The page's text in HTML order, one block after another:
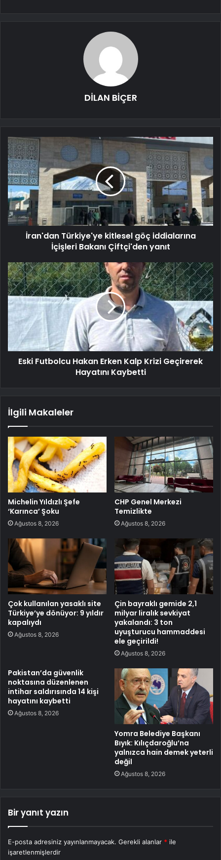
DİLAN BİÇER
İran'dan Türkiye'ye kitlesel göç iddialarına
İçişleri Bakanı Çiftçi'den yanıt
Eski Futbolcu Hakan Erken Kalp Krizi Geçirerek
Hayatını Kaybetti
İlgili Makaleler
Michelin Yıldızlı Şefe
‘Karınca’ Şoku
Ağustos 8, 2026
CHP Genel Merkezi
Temizlikte
Ağustos 8, 2026
Çok kullanılan yasaklı site
Türkiye’ye dönüyor: 9 yıldır
kapalıydı
Ağustos 8, 2026
Çin bayraklı gemide 2,1
milyar liralık sevkiyat
yakalandı: 3 ton
uyuşturucu hammaddesi
ele geçirildi!
Ağustos 8, 2026
Pakistan’da güvenlik
noktasına düzenlenen
intihar saldırısında 14 kişi
hayatını kaybetti
Ağustos 8, 2026
Yomra Belediye Başkanı
Bıyık: Kılıçdaroğlu’na
yalnızca hain demek yeterli
değil
Ağustos 8, 2026
Bir yanıt yazın
E-posta adresiniz yayınlanmayacak. Gerekli alanlar * ile
işaretlenmişlerdir